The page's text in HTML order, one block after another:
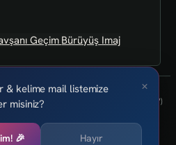
Geçim Bürüyüş Imaj
yenilenmektedir.
varsa info@art-isanat.com.tr'ye mail atabilir mi?)
taşıma arzusu ile kurulmuştur.
×
& kelime mail listemize
misiniz?
🎉 Hayır